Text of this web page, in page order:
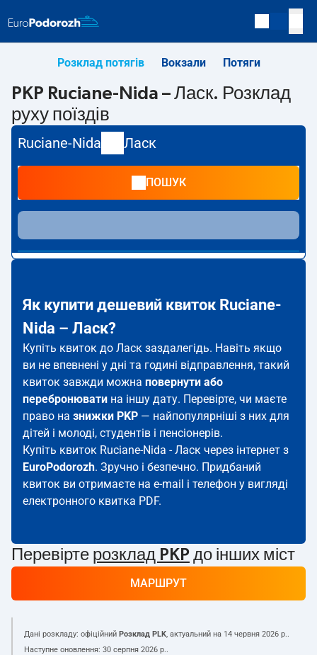
Розклад потягів Вокзали Потяги
PKP Ruciane-Nida – Ласк. Розклад
руху поїздів
Ruciane-Nida Ласк
ПОШУК
Як купити дешевий квиток Ruciane-
Nida – Ласк?
Купіть квиток до Ласк заздалегідь. Навіть якщо
ви не впевнені у дні та годині відправлення, такий
квиток завжди можна повернути або
перебронювати на іншу дату. Перевірте, чи маєте
право на знижки PKP — найпопулярніші з них для
дітей і молоді, студентів і пенсіонерів.
Купіть квиток Ruciane-Nida - Ласк через інтернет з
EuroPodorozh. Зручно і безпечно. Придбаний
квиток ви отримаєте на e-mail і телефон у вигляді
електронного квитка PDF.
Перевірте розклад PKP до інших міст
МАРШРУТ
Дані розкладу: офіційний Розклад PLK, актуальний на 14 червня 2026 р..
Наступне оновлення: 30 серпня 2026 р..